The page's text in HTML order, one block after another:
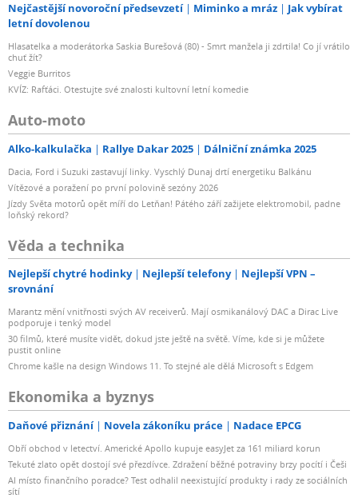
Nejčastější novoroční předsevzetí Miminko a mráz
Jak vybírat
letní dovolenou
Hlasatelka a moderátorka Saskia Burešová (80) - Smrt manžela ji zdrtila! Co jí vrátilo
chuť žít?
Veggie Burritos
KVÍZ: Rafťáci. Otestujte své znalosti kultovní letní komedie
Auto-moto
Alko-kalkulačka Rallye Dakar 2025 Dálniční známka 2025
Dacia, Ford i Suzuki zastavují linky. Vyschlý Dunaj drtí energetiku Balkánu
Vítězové a poražení po první polovině sezóny 2026
Jízdy Světa motorů opět míří do Letňan! Pátého září zažijete elektromobil, padne
loňský rekord?
Věda a technika
Nejlepší chytré hodinky Nejlepší telefony
Nejlepší VPN –
srovnání
Marantz mění vnitřnosti svých AV receiverů. Mají osmikanálový DAC a Dirac Live
podporuje i tenký model
30 filmů, které musíte vidět, dokud jste ještě na světě. Víme, kde si je můžete
pustit online
Chrome kašle na design Windows 11. To stejné ale dělá Microsoft s Edgem
Ekonomika a byznys
Daňové přiznání Novela zákoníku práce Nadace EPCG
Obří obchod v letectví. Americké Apollo kupuje easyJet za 161 miliard korun
Tekuté zlato opět dostojí své přezdívce. Zdražení běžné potraviny brzy pocítí i Češi
AI místo finančního poradce? Test odhalil neexistující produkty i rady ze sociálních
sítí